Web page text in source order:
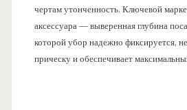
чертам утонченность. Ключевой
аксессуара — выверенная глубина
которой убор надежно фиксируется,
прическу и обеспечивает